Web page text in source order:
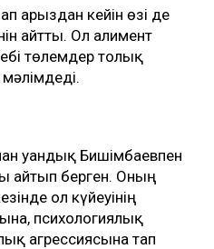
арыздан кейін өзі де
айтты. Ол алимент
төлемдер толық
Қуандық Бишімбаевпен
айтып берген. Оның
ол күйеуінің
психологиялық
агрессиясына тап